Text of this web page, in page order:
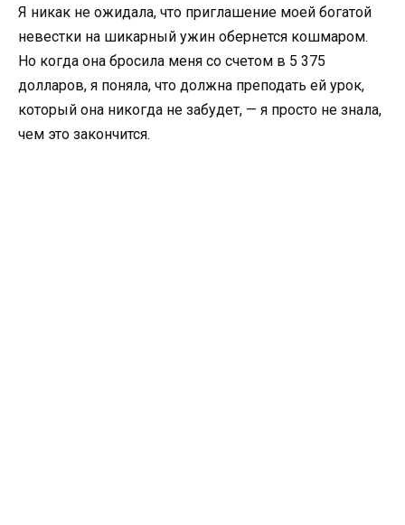
Я никак не ожидала, что приглашение моей богатой
невестки на шикарный ужин обернется кошмаром.
Но когда она бросила меня со счетом в 5 375
долларов, я поняла, что должна преподать ей урок,
который она никогда не забудет, — я просто не знала,
чем это закончится.